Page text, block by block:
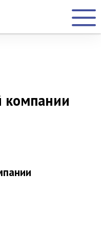
компании